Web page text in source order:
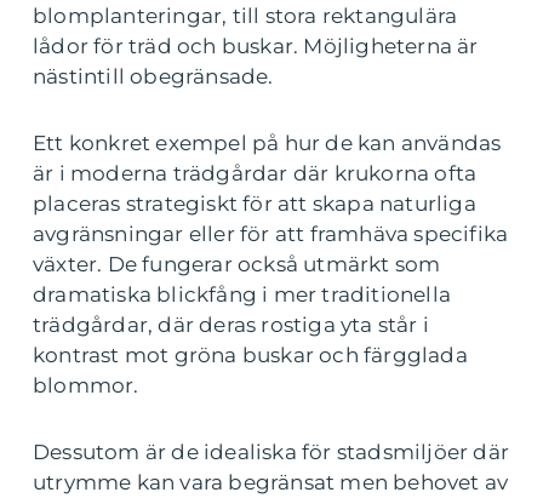
blomplanteringar, till stora rektangulära
lådor för träd och buskar. Möjligheterna är
nästintill obegränsade.
Ett konkret exempel på hur de kan användas
är i moderna trädgårdar där krukorna ofta
placeras strategiskt för att skapa naturliga
avgränsningar eller för att framhäva specifika
växter. De fungerar också utmärkt som
dramatiska blickfång i mer traditionella
trädgårdar, där deras rostiga yta står i
kontrast mot gröna buskar och färgglada
blommor.
Dessutom är de idealiska för stadsmiljöer där
utrymme kan vara begränsat men behovet av